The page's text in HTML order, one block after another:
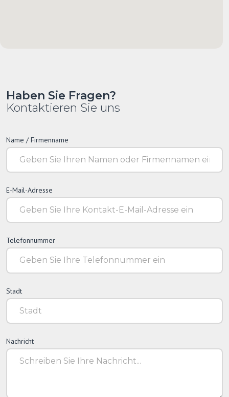
Haben Sie Fragen?
Kontaktieren Sie uns
Name / Firmenname
E-Mail-Adresse
Telefonnummer
Stadt
Nachricht